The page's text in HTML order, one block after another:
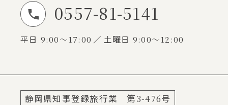
お電話でのお問い合わせ
0557-81-5141
平日 9:00～17:00 土曜日 9:00～12:00
静岡県知事登録旅行業 第3-476号